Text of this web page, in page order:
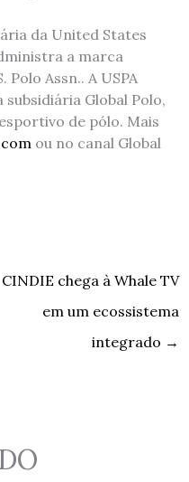
da United States
a marca
Assn.. A USPA
Global Polo,
de pólo. Mais
ou no canal Global
CINDIE chega à Whale TV
em um ecossistema
integrado →